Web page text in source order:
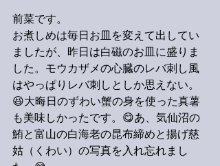
前菜です。
お煮しめは毎日お皿を変えて出してい
ましたが、昨日は白磁のお皿に盛りま
した。モウカザメの心臓のレバ刺し風
はやっぱりレバ刺しとしか思えない。
😆大晦日のずわい蟹の身を使った真薯
も美味しかったです。😋あ、気仙沼の
鮪と富山の白海老の昆布締めと揚げ慈
姑（くわい）の写真を入れ忘れまし